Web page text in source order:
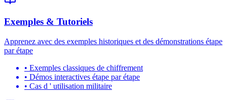
Exemples & Tutoriels
Apprenez avec des exemples historiques et des démonstrations étape
par étape
• Exemples classiques de chiffrement
• Démos interactives étape par étape
• Cas d ' utilisation militaire